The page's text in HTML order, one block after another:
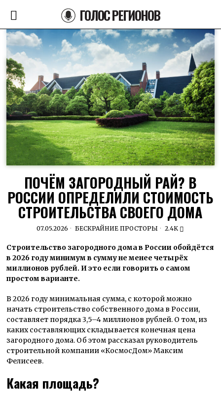
ГОЛОС РЕГИОНОВ
ПОЧЁМ ЗАГОРОДНЫЙ РАЙ? В
РОССИИ ОПРЕДЕЛИЛИ СТОИМОСТЬ
СТРОИТЕЛЬСТВА СВОЕГО ДОМА
07.05.2026 БЕСКРАЙНИЕ ПРОСТОРЫ 2.4K
Строительство загородного дома в России обойдётся
в 2026 году минимум в сумму не менее четырёх
миллионов рублей. И это если говорить о самом
простом варианте.
В 2026 году минимальная сумма, с которой можно
начать строительство собственного дома в России,
составляет порядка 3,5–4 миллионов рублей. О том, из
каких составляющих складывается конечная цена
загородного дома. Об этом рассказал руководитель
строительной компании «КосмосДом» Максим
Фелисеев.
Какая площадь?